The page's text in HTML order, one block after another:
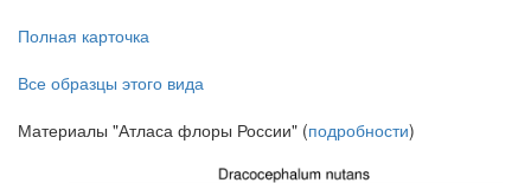
Полная карточка
Все образцы этого вида
Материалы "Атласа флоры России" (подробности)